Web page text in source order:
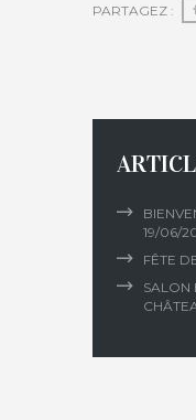
PARTAGEZ :
19/06/
FÊTE
SALON